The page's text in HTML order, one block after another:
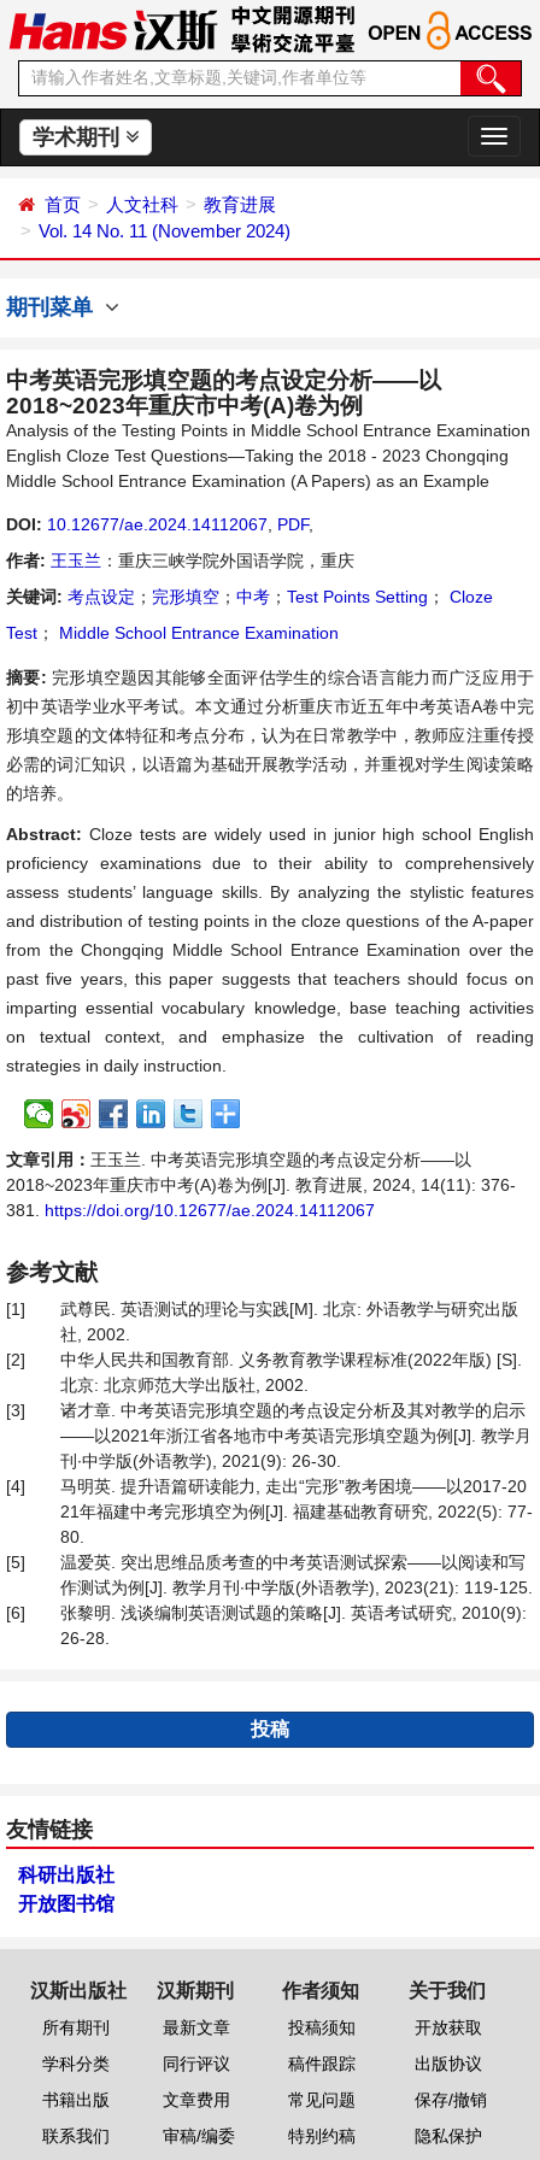
学术期刊
切
换
首页 人文社科
教育进展
Vol. 14 No. 11 (November 2024)
期刊菜单
中考英语完形填空题的考点设定分析——以
2018~2023年重庆市中考(A)卷为例
Analysis of the Testing Points in Middle School Entrance Examination
English Cloze Test Questions—Taking the 2018 - 2023 Chongqing
Middle School Entrance Examination (A Papers) as an Example
DOI: 10.12677/ae.2024.14112067 PDF,
作者: 王玉兰 ：重庆三峡学院外国语学院，重庆
关键词: 考点设定 ； 完形填空 ； 中考 ； Test Points Setting ；
Cloze
Test ； Middle School Entrance Examination
摘要: 完形填空题因其能够全面评估学生的综合语言能力而广泛应用于
初中英语学业水平考试。本文通过分析重庆市近五年中考英语A卷中完
形填空题的文体特征和考点分布，认为在日常教学中，教师应注重传授
必需的词汇知识，以语篇为基础开展教学活动，并重视对学生阅读策略
的培养。
Abstract: Cloze tests are widely used in junior high school English
proficiency examinations due to their ability to comprehensively
assess students’ language skills. By analyzing the stylistic features
and distribution of testing points in the cloze questions of the A-paper
from the Chongqing Middle School Entrance Examination over the
past five years, this paper suggests that teachers should focus on
imparting essential vocabulary knowledge, base teaching activities
on textual context, and emphasize the cultivation of reading
strategies in daily instruction.
文章引用： 王玉兰. 中考英语完形填空题的考点设定分析——以
2018~2023年重庆市中考(A)卷为例[J]. 教育进展, 2024, 14(11): 376-
381. https://doi.org/10.12677/ae.2024.14112067
参考文献
[1]
武尊民. 英语测试的理论与实践[M]. 北京: 外语教学与研究出版
社, 2002.
[2]
中华人民共和国教育部. 义务教育教学课程标准(2022年版) [S].
北京: 北京师范大学出版社, 2002.
[3]
诸才章. 中考英语完形填空题的考点设定分析及其对教学的启示
——以2021年浙江省各地市中考英语完形填空题为例[J]. 教学月
刊∙中学版(外语教学), 2021(9): 26-30.
[4]
马明英. 提升语篇研读能力, 走出“完形”教考困境——以2017-20
21年福建中考完形填空为例[J]. 福建基础教育研究, 2022(5): 77-
80.
[5]
温爱英. 突出思维品质考查的中考英语测试探索——以阅读和写
作测试为例[J]. 教学月刊∙中学版(外语教学), 2023(21): 119-125.
[6]
张黎明. 浅谈编制英语测试题的策略[J]. 英语考试研究, 2010(9):
26-28.
投稿
友情链接
科研出版社
开放图书馆
汉斯出版社
所有期刊
学科分类
书籍出版
联系我们
汉斯期刊
最新文章
同行评议
文章费用
审稿/编委
作者须知
投稿须知
稿件跟踪
常见问题
特别约稿
关于我们
开放获取
出版协议
保存/撤销
隐私保护